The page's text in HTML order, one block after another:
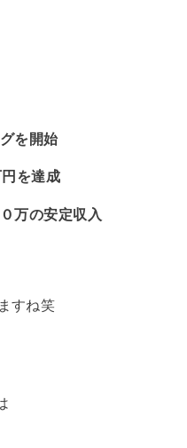
を開始
を達成
万の安定収入
すね笑